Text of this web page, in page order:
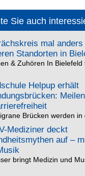
Sie auch
mal anders
Standorten in
& Zuhören In Bielefeld
Helpup erhält
Brücken werden in
Mediziner deckt
auf –
bringt Medizin und